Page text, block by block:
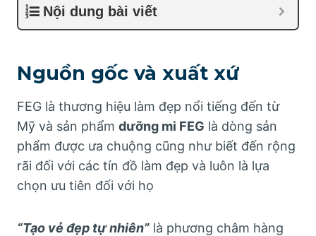
Nội dung bài viết
Nguồn gốc và xuất xứ
FEG là thương hiệu làm đẹp nổi tiếng đến từ
Mỹ và sản phẩm dưỡng mi FEG là dòng sản
phẩm được ưa chuộng cũng như biết đến rộng
rãi đối với các tín đồ làm đẹp và luôn là lựa
chọn ưu tiên đối với họ
“Tạo vẻ đẹp tự nhiên” là phương châm hàng